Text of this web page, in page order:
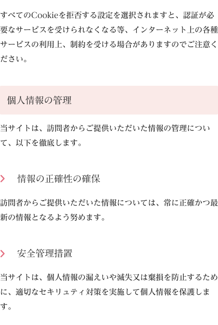
すべてのCookieを拒否する設定を選択されますと、認証が必
要なサービスを受けられなくなる等、インターネット上の各種
サービスの利用上、制約を受ける場合がありますのでご注意く
ださい。
個人情報の管理
当サイトは、訪問者からご提供いただいた情報の管理につい
て、以下を徹底します。
情報の正確性の確保
訪問者からご提供いただいた情報については、常に正確かつ最
新の情報となるよう努めます。
安全管理措置
当サイトは、個人情報の漏えいや滅失又は棄損を防止するため
に、適切なセキリュティ対策を実施して個人情報を保護しま
す。